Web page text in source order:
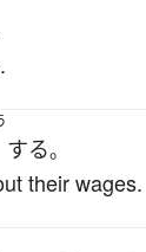
する。
their wages.